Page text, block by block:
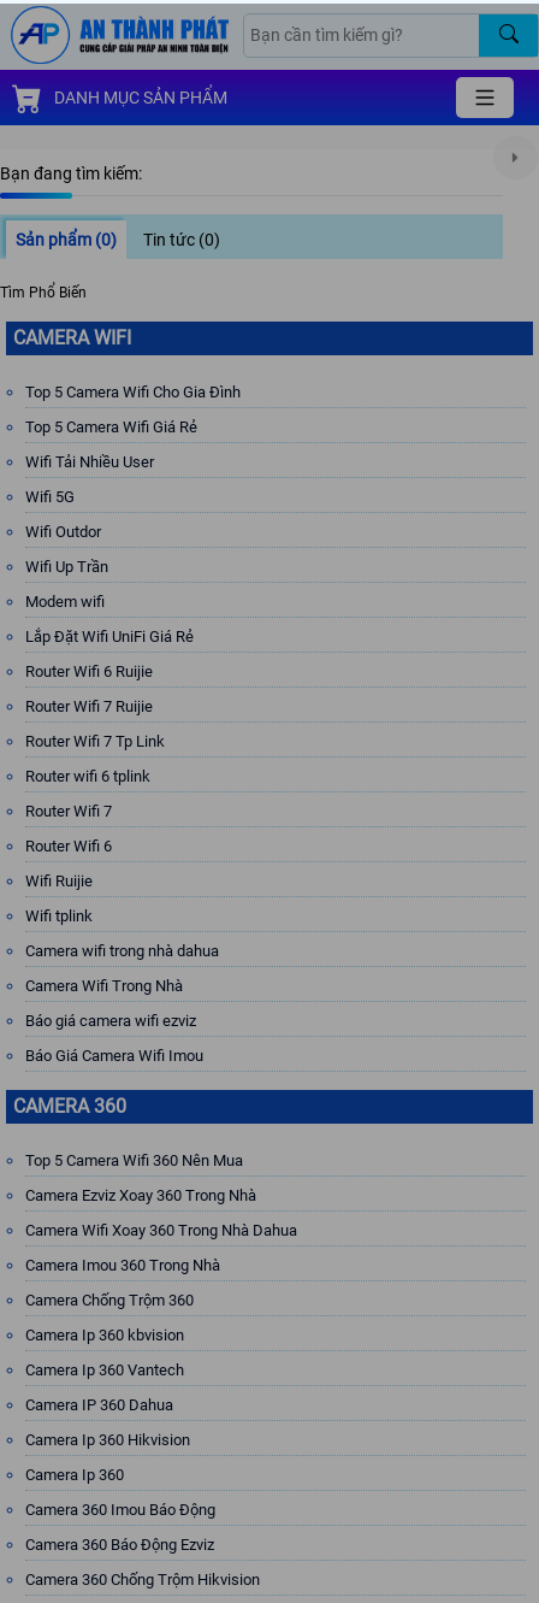
DANH MỤC SẢN PHẨM
Bạn đang tìm kiếm:
Sản phẩm (0) Tin tức (0)
Tìm Phổ Biến
CAMERA WIFI
Top 5 Camera Wifi Cho Gia Đình
Top 5 Camera Wifi Giá Rẻ
Wifi Tải Nhiều User
Wifi 5G
Wifi Outdor
Wifi Up Trần
Modem wifi
Lắp Đặt Wifi UniFi Giá Rẻ
Router Wifi 6 Ruijie
Router Wifi 7 Ruijie
Router Wifi 7 Tp Link
Router wifi 6 tplink
Router Wifi 7
Router Wifi 6
Wifi Ruijie
Wifi tplink
Camera wifi trong nhà dahua
Camera Wifi Trong Nhà
Báo giá camera wifi ezviz
Báo Giá Camera Wifi Imou
CAMERA 360
Top 5 Camera Wifi 360 Nên Mua
Camera Ezviz Xoay 360 Trong Nhà
Camera Wifi Xoay 360 Trong Nhà Dahua
Camera Imou 360 Trong Nhà
Camera Chống Trộm 360
Camera Ip 360 kbvision
Camera Ip 360 Vantech
Camera IP 360 Dahua
Camera Ip 360 Hikvision
Camera Ip 360
Camera 360 Imou Báo Động
Camera 360 Báo Động Ezviz
Camera 360 Chống Trộm Hikvision